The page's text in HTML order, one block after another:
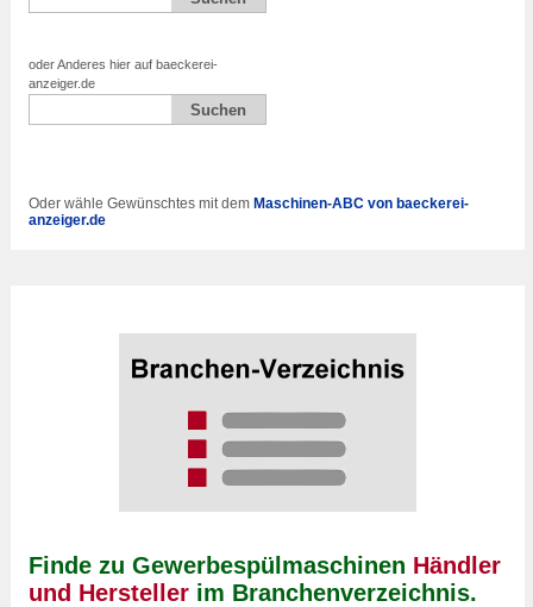
oder Anderes hier auf baeckerei-
anzeiger.de
Oder wähle Gewünschtes mit dem Maschinen-ABC von baeckerei-
anzeiger.de
Finde zu Gewerbespülmaschinen Händler
und Hersteller im Branchenverzeichnis.